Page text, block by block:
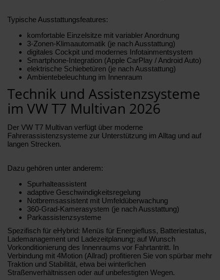
Typische Ausstattungsfeatures:
komfortable Einzelsitze mit variabler Anordnung
3-Zonen-Klimaautomatik (je nach Ausstattung)
digitales Cockpit und modernes Infotainmentsystem
Smartphone-Integration (Apple CarPlay / Android Auto)
elektrische Schiebetüren (je nach Ausstattung)
Ambientebeleuchtung im Innenraum
Technik und Assistenzsysteme
im VW T7 Multivan 2026
Der VW T7 Multivan verfügt über moderne
Fahrerassistenzsysteme zur Unterstützung im Alltag und auf
langen Strecken.
Dazu gehören unter anderem:
Spurhalteassistent
adaptive Geschwindigkeitsregelung
Notbremsassistent mit Umfeldüberwachung
360-Grad-Kamerasystem (je nach Ausstattung)
Parkassistenzsysteme
Spezifisch für eHybrid: Menüs für Energiefluss, Batteriestatus,
Lademanagement und Ladezeitplanung; auf Wunsch
Vorkonditionierung des Innenraums vor Fahrtantritt. In
Verbindung mit 4Motion (Allrad) profitieren Sie von spürbar mehr
Traktion und Stabilität, etwa bei winterlichen
Straßenverhältnissen oder auf unbefestigten Wegen.